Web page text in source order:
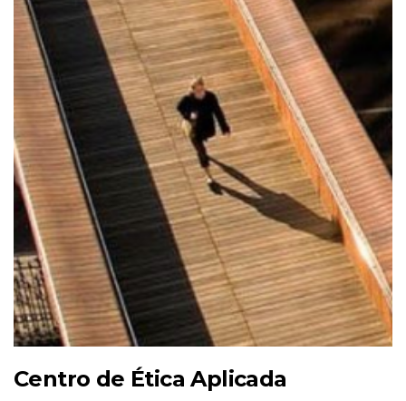
Centro de Ética Aplicada